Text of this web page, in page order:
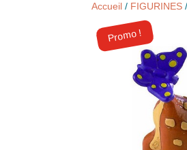
Accueil / FIGURINES /
Promo !